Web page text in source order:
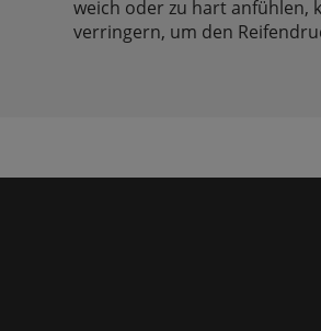
weich oder zu hart anfühlen,
verringern, um den